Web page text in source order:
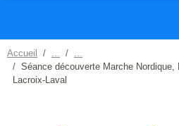
Accueil
Séance découverte Marche Nordique,
Lacroix-Laval